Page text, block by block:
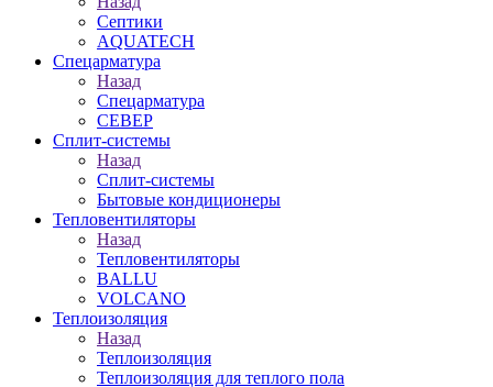
Септики
AQUATECH
Спецарматура
Назад
Спецарматура
СЕВЕР
Сплит-системы
Назад
Сплит-системы
Бытовые кондиционеры
Тепловентиляторы
Назад
Тепловентиляторы
BALLU
VOLCANO
Теплоизоляция
Назад
Теплоизоляция
Теплоизоляция для теплого пола